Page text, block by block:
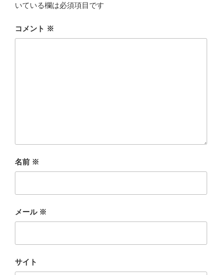
いている欄は必須項目です
コメント ※
名前 ※
メール ※
サイト